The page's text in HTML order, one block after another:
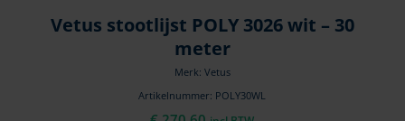
Vetus stootlijst POLY 3026 wit – 30
meter
Merk: Vetus
Artikelnummer: POLY30WL